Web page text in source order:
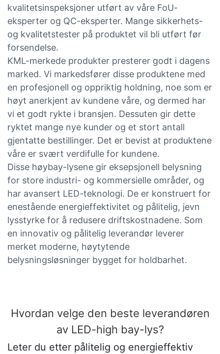
kvalitetsinspeksjoner utført av våre FoU-
eksperter og QC-eksperter. Mange sikkerhets-
og kvalitetstester på produktet vil bli utført før
forsendelse.
KML-merkede produkter presterer godt i dagens
marked. Vi markedsfører disse produktene med
en profesjonell og oppriktig holdning, noe som er
høyt anerkjent av kundene våre, og dermed har
vi et godt rykte i bransjen. Dessuten gir dette
ryktet mange nye kunder og et stort antall
gjentatte bestillinger. Det er bevist at produktene
våre er svært verdifulle for kundene.
Disse høybay-lysene gir eksepsjonell belysning
for store industri- og kommersielle områder, og
har avansert LED-teknologi. De er konstruert for
enestående energieffektivitet og pålitelig, jevn
lysstyrke for å redusere driftskostnadene. Som
en innovativ og pålitelig leverandør leverer
merket moderne, høytytende
belysningsløsninger bygget for holdbarhet.
Hvordan velge den beste leverandøren
av LED-high bay-lys?
Leter du etter pålitelig og energieffektiv